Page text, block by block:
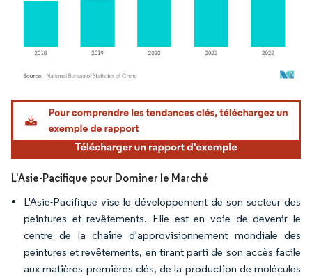
Image © Mordor Intelligence. La réutilisation nécessite une attribution sous CC BY
L'Asie-Pacifique pour Dominer le Marché
L'Asie-Pacifique vise le développement de son secteur des
peintures et revêtements. Elle est en voie de devenir le
centre de la chaîne d'approvisionnement mondiale des
peintures et revêtements, en tirant parti de son accès facile
aux matières premières clés, de la production de molécules